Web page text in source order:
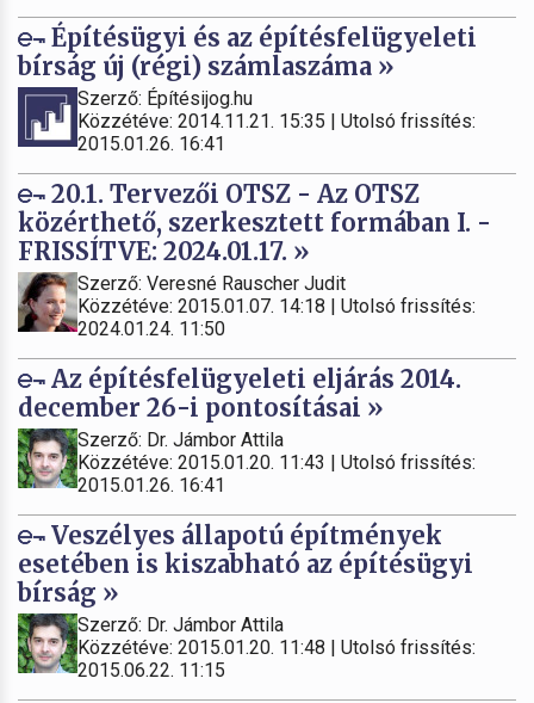
Építésügyi és az építésfelügyeleti
bírság új (régi) számlaszáma »
Szerző: Építésijog.hu
Közzétéve: 2014.11.21. 15:35 | Utolsó frissítés:
2015.01.26. 16:41
20.1. Tervezői OTSZ - Az OTSZ
közérthető, szerkesztett formában I. -
FRISSÍTVE: 2024.01.17. »
Szerző: Veresné Rauscher Judit
Közzétéve: 2015.01.07. 14:18 | Utolsó frissítés:
2024.01.24. 11:50
Az építésfelügyeleti eljárás 2014.
december 26-i pontosításai »
Szerző: Dr. Jámbor Attila
Közzétéve: 2015.01.20. 11:43 | Utolsó frissítés:
2015.01.26. 16:41
Veszélyes állapotú építmények
esetében is kiszabható az építésügyi
bírság »
Szerző: Dr. Jámbor Attila
Közzétéve: 2015.01.20. 11:48 | Utolsó frissítés:
2015.06.22. 11:15